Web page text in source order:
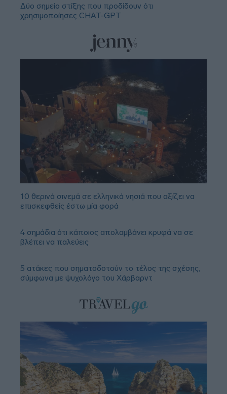
Δύο σημείο στίξης που προδίδουν ότι
χρησιμοποίησες CHAT-GPT
10 θερινά σινεμά σε ελληνικά νησιά που αξίζει να
επισκεφθείς έστω μία φορά
4 σημάδια ότι κάποιος απολαμβάνει κρυφά να σε
βλέπει να παλεύεις
5 ατάκες που σηματοδοτούν το τέλος της σχέσης,
σύμφωνα με ψυχολόγο του Χάρβαρντ